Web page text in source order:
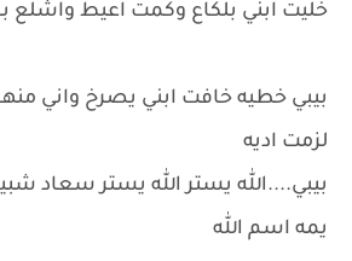
خليت ابني بلكاع وكمت اعيط
بيبي خطيه خافت ابني يصرخ واني
لزمت اديه
بيبي....الله يستر الله يستر سعاد
يمه اسم الله